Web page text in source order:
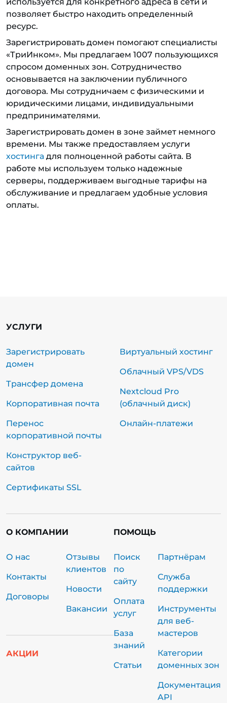
позволяет быстро находить определенный
ресурс.
Зарегистрировать домен помогают специалисты
«ТриИнком». Мы предлагаем 1007 пользующихся
спросом доменных зон. Сотрудничество
основывается на заключении публичного
договора. Мы сотрудничаем с физическими и
юридическими лицами, индивидуальными
предпринимателями.
Зарегистрировать домен в зоне займет немного
времени. Мы также предоставляем услуги
хостинга для полноценной работы сайта. В
работе мы используем только надежные
серверы, поддерживаем выгодные тарифы на
обслуживание и предлагаем удобные условия
оплаты.
УСЛУГИ
Зарегистрировать
домен
Трансфер домена
Корпоративная почта
Перенос
корпоративной почты
Конструктор веб-
сайтов
Сертификаты SSL
Виртуальный хостинг
Облачный VPS/VDS
Nextcloud Pro
(облачный диск)
Онлайн-платежи
О КОМПАНИИ
О нас
Контакты
Договоры
Отзывы
клиентов
Новости
Вакансии
АКЦИИ
ПОМОЩЬ
Поиск
по
сайту
Оплата
услуг
База
знаний
Статьи
Партнёрам
Служба
поддержки
Инструменты
для веб-
мастеров
Категории
доменных зон
Документация
API